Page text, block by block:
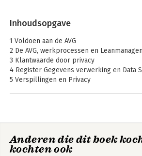
Inhoudsopgave
1 Voldoen aan de AVG
2 De AVG, werkprocessen en
3 Klantwaarde door privacy
4 Register Gegevens verwerking en Data
5 Verspillingen en Privacy
11 Beeldmateriaal
12 Cookies en persoonsgegevens
Anderen die dit boek
kochten ook